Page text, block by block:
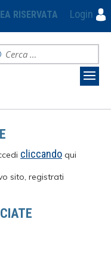
RISERVATA Login
cliccando qui
sito, registrati